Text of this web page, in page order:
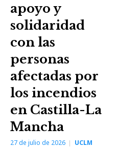
apoyo y
solidaridad
con las
personas
afectadas por
los incendios
en Castilla-La
Mancha
27 de julio de 2026 UCLM